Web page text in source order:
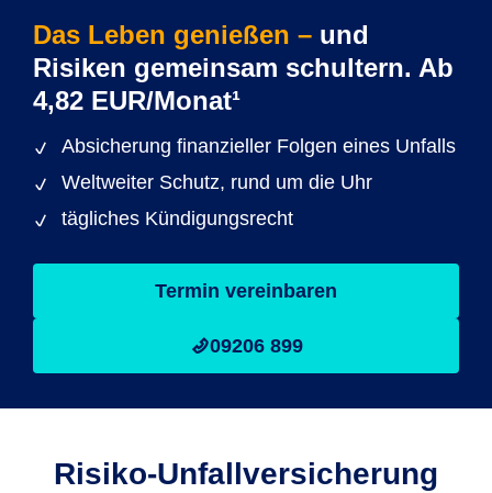
Das Leben genießen – und
Risiken gemeinsam schultern. Ab
4,82 EUR/Monat¹
Absicherung finanzieller Folgen eines Unfalls
Weltweiter Schutz, rund um die Uhr
tägliches Kündigungsrecht
Termin vereinbaren
09206 899
Risiko-Unfallversicherung